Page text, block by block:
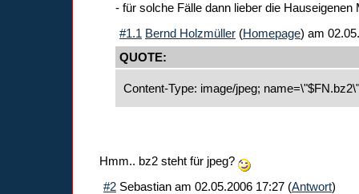
- für solche Fälle dann lieber die Hauseigenen
#1.1 Bernd Holzmüller (Homepage) am
QUOTE:
Content-Type: image/jpeg; name=\"$FN.bz2\"
Hmm.. bz2 steht für jpeg?
#2 Sebastian am 02.05.2006 17:27 (Antwort)